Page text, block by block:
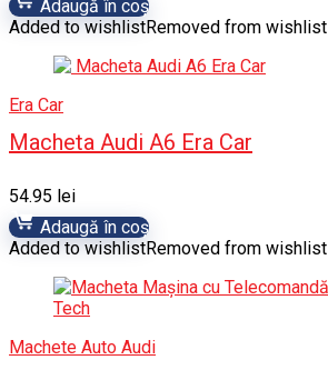
Adaugă în coș
Added to wishlistRemoved from wishlist
Era Car
Macheta Audi A6 Era Car
54.95 lei
Adaugă în coș
Added to wishlistRemoved from wishlist
Machete Auto Audi